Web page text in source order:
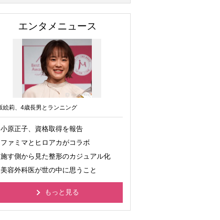
エンタメニュース
絵莉、4歳長男とランニング
小原正子、資格取得を報告
ファミマとヒロアカがコラボ
施す側から見た整形のカジュアル化
美容外科医が世の中に思うこと
もっと見る